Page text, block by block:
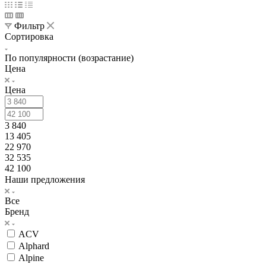
Фильтр
Сортировка
По популярности (возрастание)
Цена
Цена
3 840
13 405
22 970
32 535
42 100
Наши предложения
Все
Бренд
ACV
Alphard
Alpine